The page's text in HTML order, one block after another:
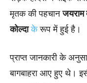
मृतक की पहचानजयराम
कोल्दा केरूप में हुई है।
प्राप्त जानकारी के
बागबाहरा आए हुए थे।